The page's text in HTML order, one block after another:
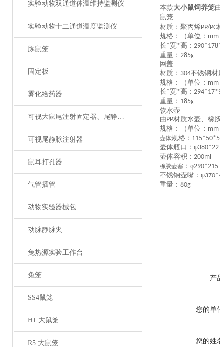
实验动物双通道体温维持监测仪
实验动物十二通道温度监测仪
豚鼠笼
固定板
雾化给药器
可视大鼠尾注射固定器、尾静脉注射
可视尾静脉注射器
鼠耳打孔器
气管插管
动物实验器械包
动脉静脉夹
兔热源实验工作台
兔笼
SS4鼠笼
H1 大鼠笼
R5 大鼠笼
本款大小鼠饲养笼
鼠笼
材质：聚丙烯PP/PC
规格：（单位： mm
长*宽*高：
重量： 285g
网盖
材质： 304不锈钢材
规格：（单位： mm
长*宽*高：
重量： 185g
饮水壶
由PP材质水壶、橡
规格：（单位： mm
壶体规格：
壶体瓶口：φ380*22
壶体容积： 200ml
橡胶壶塞 ：φ290*215
不锈钢壶嘴：φ
重量： 80g
产
您的单
您的姓